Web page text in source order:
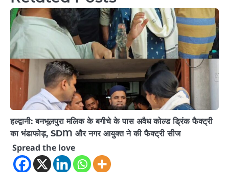
हल्द्वानी: बनभूलपुरा मलिक के बगीचे के पास अवैध कोल्ड ड्रिंक फैक्ट्री
का भंडाफोड़, SDM और नगर आयुक्त ने की फैक्ट्री सीज
Spread the love